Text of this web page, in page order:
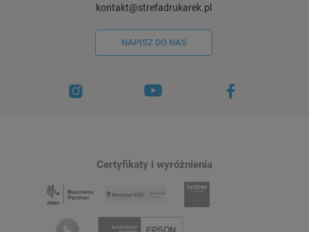
kontakt@strefadrukarek.pl
NAPISZ DO NAS
Certyfikaty i wyróżnienia